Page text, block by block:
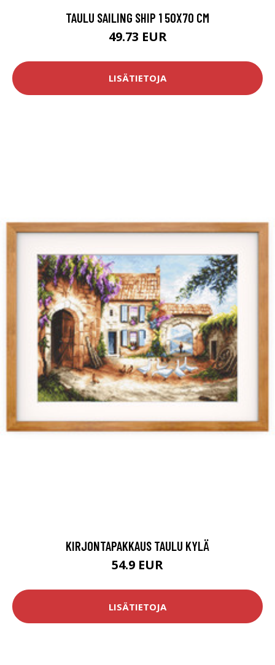
TAULU SAILING SHIP 1 50X70 CM
49.73 EUR
LISÄTIETOJA
KIRJONTAPAKKAUS TAULU KYLÄ
54.9 EUR
LISÄTIETOJA